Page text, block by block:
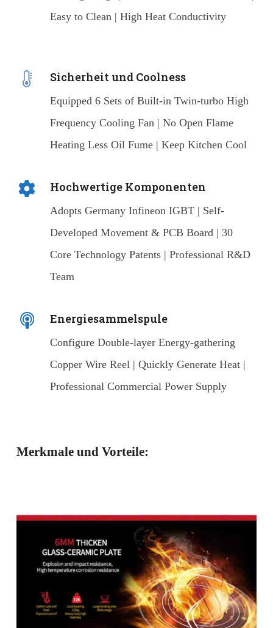
Easy to Clean | High Heat Conductivity
Sicherheit und Coolness
Equipped 6 Sets of Built-in Twin-turbo High
Frequency Cooling Fan | No Open Flame
Heating Less Oil Fume | Keep Kitchen Cool
Hochwertige Komponenten
Adopts Germany Infineon IGBT | Self-
Developed Movement & PCB Board | 30
Core Technology Patents | Professional R&D
Team
Energiesammelspule
Configure Double-layer Energy-gathering
Copper Wire Reel | Quickly Generate Heat |
Professional Commercial Power Supply
Merkmale und Vorteile: